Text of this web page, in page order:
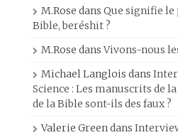
M.Rose dans Que signifie
Bible, beréshit ?
M.Rose dansVivons-nous
Michael Langlois dans
Science : Les manuscrits de
de la Bible sont-ils des faux ?
Valerie Greendans